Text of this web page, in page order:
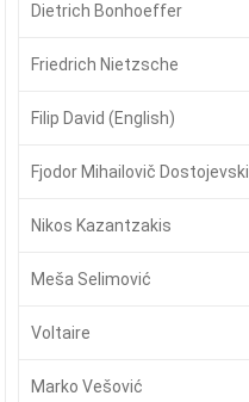
Dietrich Bonhoeffer
Friedrich Nietzsche
Filip David (English)
Fjodor Mihailovič Dostojevski
Nikos Kazantzakis
Meša Selimović
Voltaire
Marko Vešović